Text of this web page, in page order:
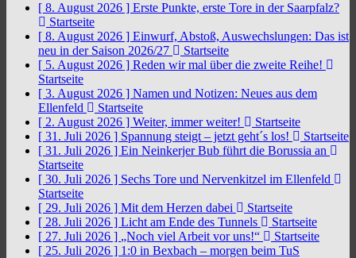
[ 8. August 2026 ] Erste Punkte, erste Tore in der Saarpfalz?
Startseite
[ 8. August 2026 ] Einwurf, Abstoß, Auswechslungen: Das ist
neu in der Saison 2026/27
Startseite
[ 5. August 2026 ] Reden wir mal über die zweite Reihe!
Startseite
[ 3. August 2026 ] Namen und Notizen: Neues aus dem
Ellenfeld
Startseite
[ 2. August 2026 ] Weiter, immer weiter!
Startseite
[ 31. Juli 2026 ] Spannung steigt – jetzt geht´s los!
Startseite
[ 31. Juli 2026 ] Ein Neinkerjer Bub führt die Borussia an
Startseite
[ 30. Juli 2026 ] Sechs Tore und Nervenkitzel im Ellenfeld
Startseite
[ 29. Juli 2026 ] Mit dem Herzen dabei
Startseite
[ 28. Juli 2026 ] Licht am Ende des Tunnels
Startseite
[ 27. Juli 2026 ] „Noch viel Arbeit vor uns!“
Startseite
[ 25. Juli 2026 ] 1:0 in Bexbach – morgen beim TuS